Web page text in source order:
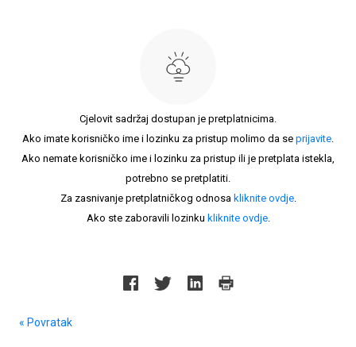
Cjelovit sadržaj dostupan je pretplatnicima.
Ako imate korisničko ime i lozinku za pristup molimo da se prijavite.
Ako nemate korisničko ime i lozinku za pristup ili je pretplata istekla,
potrebno se pretplatiti.
Za zasnivanje pretplatničkog odnosa kliknite ovdje.
Ako ste zaboravili lozinku kliknite ovdje.
« Povratak